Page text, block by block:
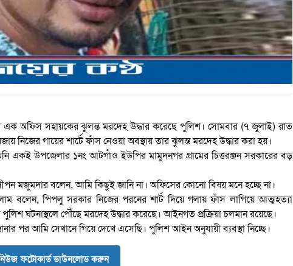
এক অফিস সহায়কের ঝুলন্ত মরদেহ উদ্ধার করেছে পুলিশ। সোমবার (৭ জুলাই) রাত
নিজের গায়ের শার্টে ফাঁস নেওয়া অবস্থায় তার ঝুলন্ত মরদেহ উদ্ধার করা হয়।
একই উপজেলার ১নং আটগাঁও ইউপির মামুদনগর গ্রামের চিত্তরঞ্জন সরকারের বড়
মজুমদার বলেন, আমি কিছুই জানি না। অফিসের কোনো বিষয় মনে হচ্ছে না।
বলেন, পিপলু সরকার নিজের পরনের শার্ট দিয়ে গলায় ফাঁস লাগিয়ে আত্মহত্যা
ঘটনাস্থলে পৌঁছে মরদেহ উদ্ধার করেছে। আইনগত প্রক্রিয়া চলমান রয়েছে।
পর আমি সেখানে গিয়ে দেখে এসেছি। পুলিশ আইন অনুযায়ী ব্যবস্থা নিচ্ছে।
ফটোকার্ড ডাউনলোড করুন